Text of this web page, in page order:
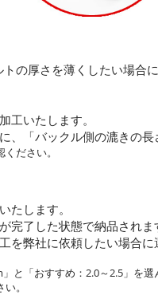
の厚さを薄くしたい場合に
工いたします。
「バックル側の漉きの
ださい。
たします。
了した状態で納品されま
弊社に依頼したい場合に
と「おすすめ：2.0～2.5」を選
。